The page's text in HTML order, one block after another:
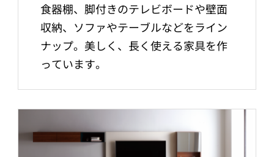
食器棚、脚付きのテレビボードや壁面
収納、ソファやテーブルなどをライン
ナップ。美しく、長く使える家具を作
っています。